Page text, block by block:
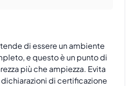
di essere un ambiente
e questo è un punto di
più che ampiezza. Evita
di certificazione